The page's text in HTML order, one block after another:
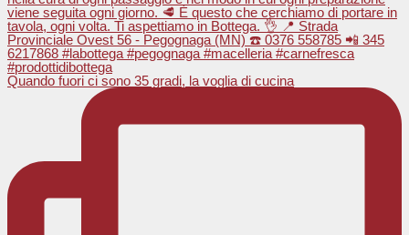
Quando fuori ci sono 35 gradi, la voglia di cucina